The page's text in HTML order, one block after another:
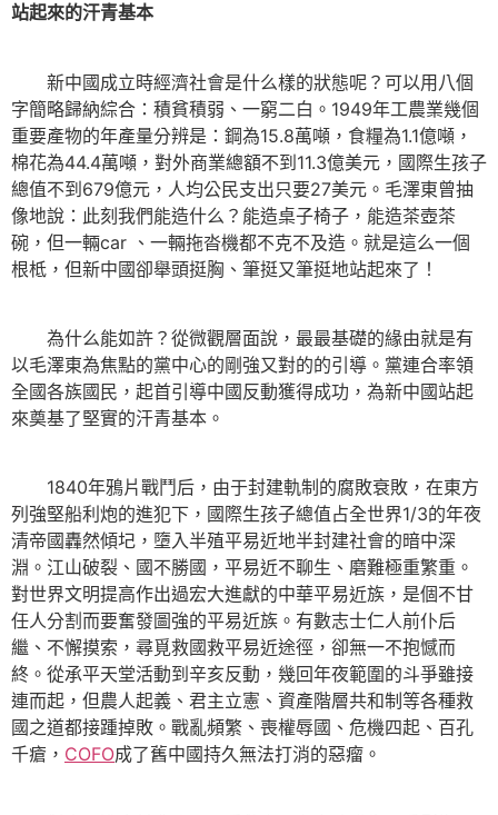
站起來的汗青基本
新中國成立時經濟社會是什么樣的狀態呢？可以用八個
字簡略歸納綜合：積貧積弱、一窮二白。1949年工農業幾個
重要產物的年產量分辨是：鋼為15.8萬噸，食糧為1.1億噸，
棉花為44.4萬噸，對外商業總額不到11.3億美元，國際生孩子
總值不到679億元，人均公民支出只要27美元。毛澤東曾抽
像地說：此刻我們能造什么？能造桌子椅子，能造茶壺茶
碗，但一輛car 、一輛拖沓機都不克不及造。就是這么一個
根柢，但新中國卻舉頭挺胸、筆挺又筆挺地站起來了！
為什么能如許？從微觀層面說，最最基礎的緣由就是有
以毛澤東為焦點的黨中心的剛強又對的的引導。黨連合率領
全國各族國民，起首引導中國反動獲得成功，為新中國站起
來奠基了堅實的汗青基本。
1840年鴉片戰鬥后，由于封建軌制的腐敗衰敗，在東方
列強堅船利炮的進犯下，國際生孩子總值占全世界1/3的年夜
清帝國轟然傾圮，墮入半殖平易近地半封建社會的暗中深
淵。江山破裂、國不勝國，平易近不聊生、磨難極重繁重。
對世界文明提高作出過宏大進獻的中華平易近族，是個不甘
任人分割而要奮發圖強的平易近族。有數志士仁人前仆后
繼、不懈摸索，尋覓救國救平易近途徑，卻無一不抱憾而
終。從承平天堂活動到辛亥反動，幾回年夜範圍的斗爭雖接
連而起，但農人起義、君主立憲、資產階層共和制等各種救
國之道都接踵掉敗。戰亂頻繁、喪權辱國、危機四起、百孔
千瘡， COFO成了舊中國持久無法打消的惡瘤。